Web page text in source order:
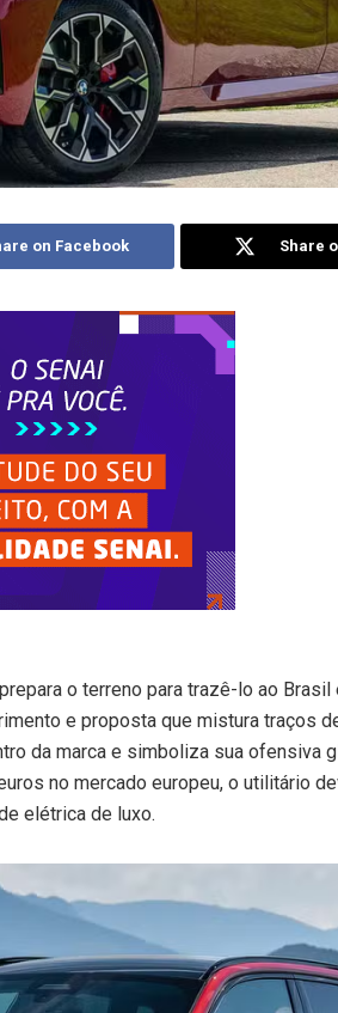
on Facebook Share
o terreno para trazê-lo ao
e proposta que mistura traços
da marca e simboliza sua ofensiva
no mercado europeu, o utilitário
elétrica de luxo.